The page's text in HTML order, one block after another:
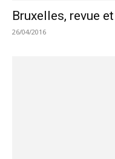
Bruxelles, revue
26/04/2016